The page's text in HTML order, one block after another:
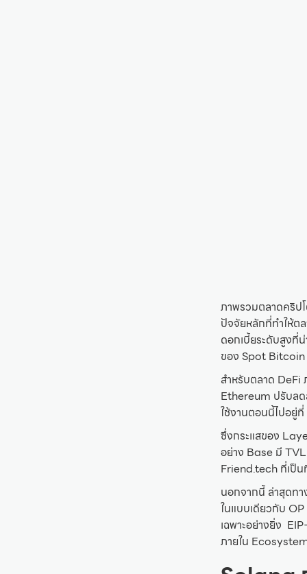
ภาพรวมตลาดคริป
ปัจจัยหลักที่ทำให้ต
ดอกเบี้ยระดับสูงที่
ของ Spot Bitcoin
สำหรับตลาด DeFi
Ethereum ปรับล
ใช้งานตอนนี้ไปอยู่
ซึ่งกระแสของ
อย่าง Base มี
Friend.tech ที่เป็
นอกจากนี้ ล่าสุดท
ในแบบเดียวกับ
เฉพาะอย่างยิ่ง
ภายใน